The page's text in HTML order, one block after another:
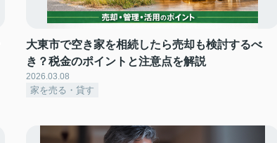
大東市で空き家を相続したら売却も検討するべ
き？税金のポイントと注意点を解説
2026.03.08
家を売る・貸す